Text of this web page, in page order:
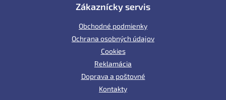
Zákaznícky servis
Obchodné podmienky
Ochrana osobných údajov
Cookies
Reklamácia
Doprava a poštovné
Kontakty